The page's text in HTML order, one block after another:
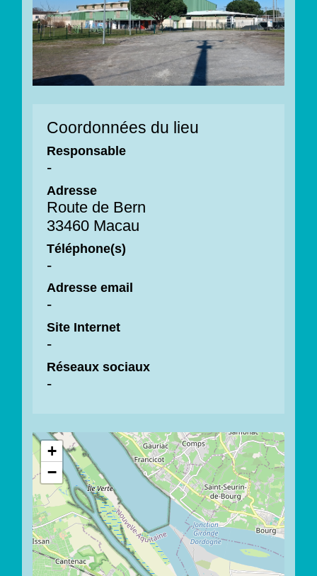
Coordonnées du lieu
Responsable
-
Adresse
Route de Bern
33460 Macau
Téléphone(s)
-
Adresse email
-
Site Internet
-
Réseaux sociaux
-
+
−